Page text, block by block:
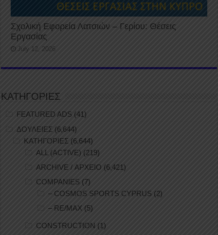
Σχολική Εφορεία Λατσιών – Γερίου: Θέσεις
Εργασίας
July 12, 2026
ΚΑΤΗΓΟΡΙΕΣ
FEATURED ADS (41)
ΔΟΥΛΕΙΕΣ (6,644)
ΚΑΤΗΓΟΡΙΕΣ (6,644)
ALL (ACTIVE) (219)
ARCHIVE / ΑΡΧΕΙΟ (6,421)
COMPANIES (7)
– COSMOS SPORTS CYPRUS (2)
– RE/MAX (5)
CONSTRUCTION (1)